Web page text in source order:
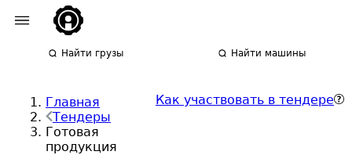
Найти грузы Найти машины
Главная
Тендеры
Готовая
продукция
Как участвовать в тендере